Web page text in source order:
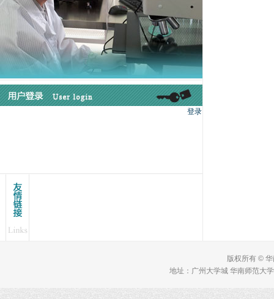
版权所有 ©
地址：广州大学城 华南师范大